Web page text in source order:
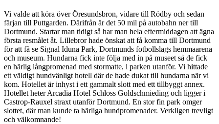
Vi valde att köra över Öresundsbron, vidare till Rödby och sedan
färjan till Puttgarden. Därifrån är det 50 mil på autobahn ner till
Dortmund. Startar man tidigt så har man hela eftermiddagen att ägna
första resmålet åt. Lillebror hade önskat att få komma till Dortmund
för att få se Signal Iduna Park, Dortmunds fotbollslags hemmaarena
och museum. Hundarna fick inte följa med in på museet så de fick
en härlig långpromenad med stormatte, i parken utanför. Vi hittade
ett väldigt hundvänligt hotell där de hade dukat till hundarna när vi
kom. Hotellet är inhyst i ett gammalt slott med ett tillbyggt annex.
Hotellet heter Arcadia Hotel Schloss Goldschmieding och ligger i
Castrop-Rauxel straxt utanför Dortmund. En stor fin park omger
slottet, där man kunde ta härliga hundpromenader. Verkligen trevligt
och välkomnande!